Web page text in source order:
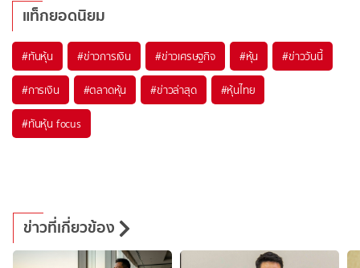
แท็กยอดนิยม
#ทันหุ้น #ข่าวการเงิน #ข่าวเศรษฐกิจ #หุ้น #ข่าววันนี้
#การเงิน #ตลาดหุ้น #ข่าวล่าสุด #หุ้นไทย
#ทันหุ้น focus
ข่าวที่เกี่ยวข้อง